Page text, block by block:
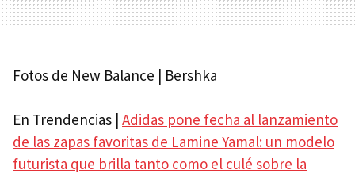
Fotos de New Balance | Bershka
En Trendencias | Adidas pone fecha al lanzamiento
de las zapas favoritas de Lamine Yamal: un modelo
futurista que brilla tanto como el culé sobre la